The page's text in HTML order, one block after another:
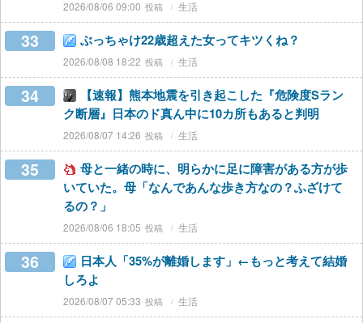
2026/08/06 09:00 生活
33 ぶっちゃけ22歳超えた女ってキツくね？
2026/08/08 18:22 生活
34
【速報】熊本地震を引き起こした『危険度Sラン
ク断層』日本のド真ん中に10カ所もあると判明
2026/08/07 14:26 生活
35
母と一緒の時に、明らかに足に障害がある方が歩
いていた。母「なんであんな歩き方なの？ふざけて
るの？」
2026/08/06 18:05 生活
36
日本人「35%が離婚します」←もっと考えて結婚
しろよ
2026/08/07 05:33 生活